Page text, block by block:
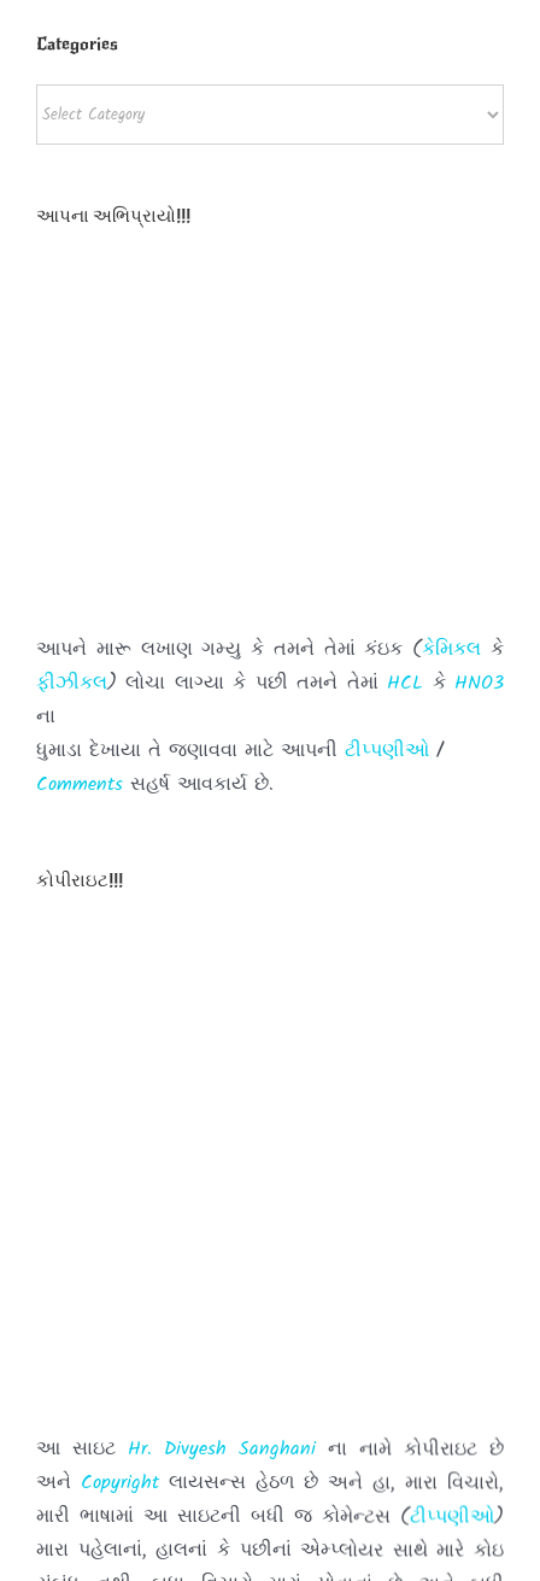
Categories
Categories
આપના અભિપ્રાયો!!!
આપને મારૂ લખાણ ગમ્યુ કે તમને તેમાં કંઇક ( કેમિકલ
કે
ફીઝીકલ) લોચા લાગ્યા કે પછી તમને તેમાંHCL કે HNO3
ના
ધુમાડા દેખાયા તે જણાવવા માટે આપની
ટીપ્પણીઓ
Commentsસહર્ષ આવકાર્ય છે.
તમારા અભિપ્રાયો મને પહોંચાડવા માટે દરેક પોસ્ટ
કોપીરાઇટ!!!
ના નામે કોપીરાઇટ છે
અનેCopyright લાયસન્સ હેઠળ છે અને હા, મારા વિચારો,
મારી ભાષામાં આ સાઇટની બધી જ કોમેન્ટસ (ટીપ્પણીઓ)
મારા પહેલાનાં, હાલનાં કે પછીનાં એમ્પ્લોયર સાથે મારે કોઇ
સંબંધ નથી. બધા વિચારો મારાં પોતાનાં છે અને બધી